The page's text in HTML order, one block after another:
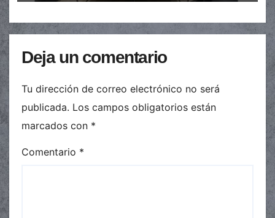
Deja un comentario
Tu dirección de correo electrónico no será
publicada. Los campos obligatorios están
marcados con *
Comentario *